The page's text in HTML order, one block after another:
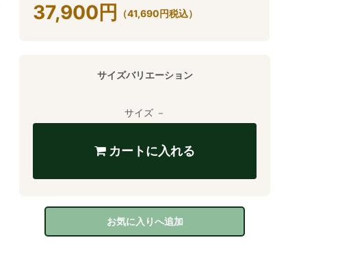
37,900 円 （41,690円税込）
サイズバリエーション
サイズ －
カートに入れる
お気に入りへ追加